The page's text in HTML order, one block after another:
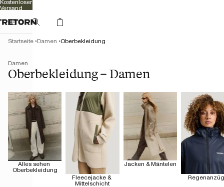
Kostenloser
Versand
Damen
Oberbekleidung – Damen
Startseite Damen Oberbekleidung
Alles sehen
Oberbekleidung
Fleecejacke &
Mittelschicht
Jacken & Mäntelen